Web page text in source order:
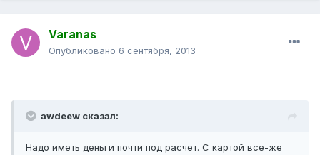
Varanas
Опубликовано 6 сентября, 2013
awdeew сказал:
Надо иметь деньги почти под расчет. С картой все-же